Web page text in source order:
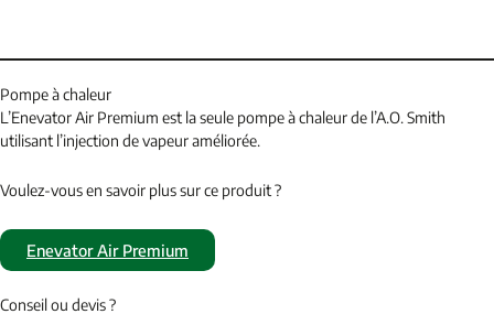
Pompe à chaleur
L’Enevator Air Premium est la seule pompe à chaleur de l’A.O. Smith
utilisant l’injection de vapeur améliorée.
Voulez-vous en savoir plus sur ce produit ?
Enevator Air Premium
Conseil ou devis ?